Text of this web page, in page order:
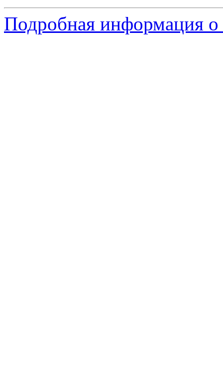
Подробная информация о